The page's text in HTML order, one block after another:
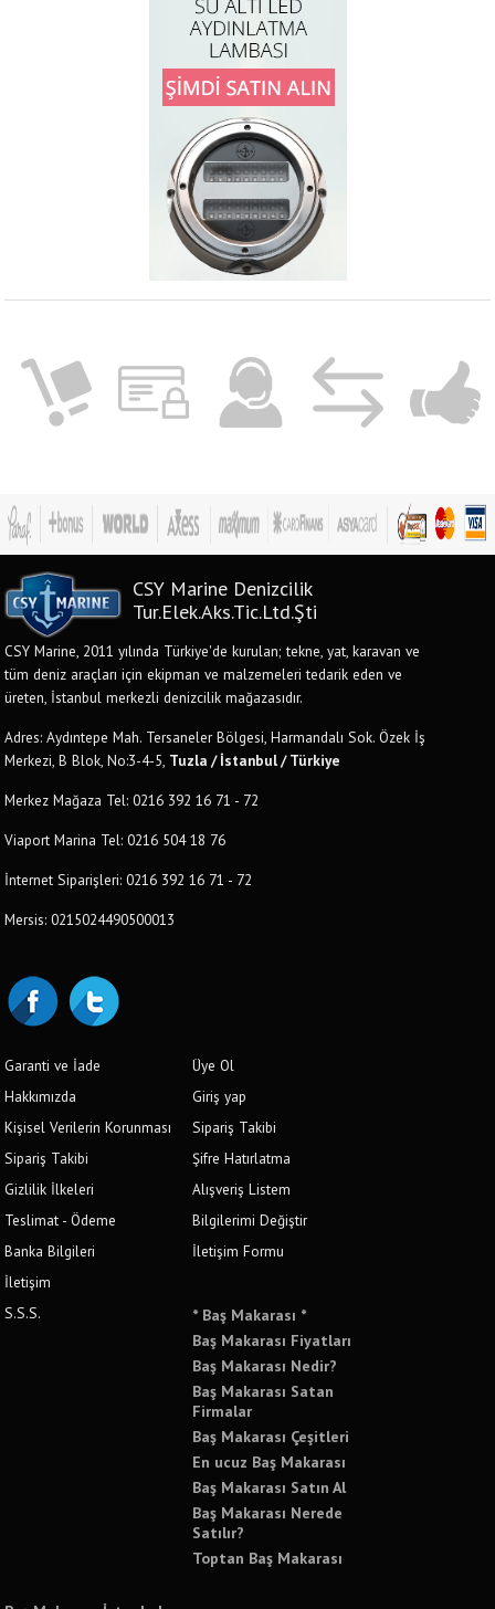
CSY Marine Denizcilik
Tur.Elek.Aks.Tic.Ltd.Şti
CSY Marine, 2011 yılında Türkiye'de kurulan; tekne, yat, karavan ve
tüm deniz araçları için ekipman ve malzemeleri tedarik eden ve
üreten, İstanbul merkezli denizcilik mağazasıdır.
Adres: Aydıntepe Mah. Tersaneler Bölgesi, Harmandalı Sok. Özek İş
Merkezi, B Blok, No:3-4-5, Tuzla / İstanbul / Türkiye
Merkez Mağaza Tel: 0216 392 16 71 - 72
Viaport Marina Tel: 0216 504 18 76
İnternet Siparişleri: 0216 392 16 71 - 72
Mersis: 0215024490500013
Garanti ve İade
Hakkımızda
Kişisel Verilerin Korunması
Sipariş Takibi
Gizlilik İlkeleri
Teslimat - Ödeme
Banka Bilgileri
İletişim
S.S.S.
Üye Ol
Giriş yap
Sipariş Takibi
Şifre Hatırlatma
Alışveriş Listem
Bilgilerimi Değiştir
İletişim Formu
* Baş Makarası *
Baş Makarası Fiyatları
Baş Makarası Nedir?
Baş Makarası Satan
Firmalar
Baş Makarası Çeşitleri
En ucuz Baş Makarası
Baş Makarası Satın Al
Baş Makarası Nerede
Satılır?
Toptan Baş Makarası